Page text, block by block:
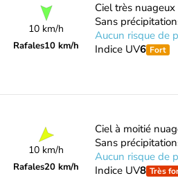
10 km/h
Rafales10 km/h
Ciel très
Sans
Aucun risque de
Indice UV6 Fort
10 km/h
Rafales20 km/h
Ciel à moitié
Sans
Aucun risque de
Indice UV8 Très